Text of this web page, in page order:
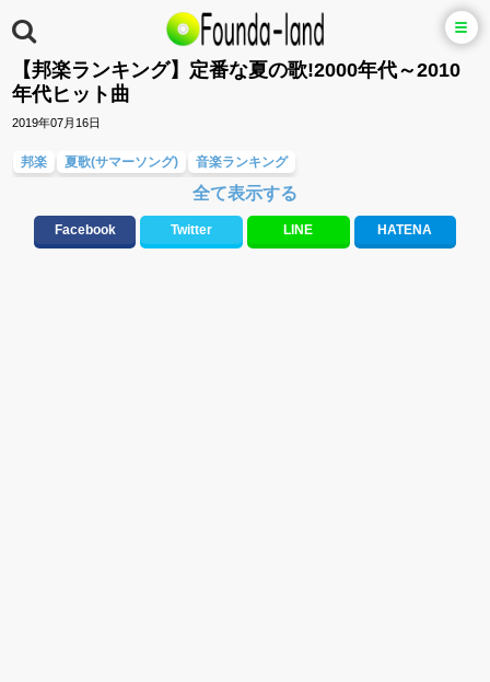
【邦楽ランキング】定番な夏の歌!2000年代～2010
年代ヒット曲
2019年07月16日
邦楽 夏歌(サマーソング) 音楽ランキング
友達&友情ソング・青春ソング 応援ソング
テンションが上がる歌&盛り上がる曲
全て表示する
Facebook Twitter LINE HATENA